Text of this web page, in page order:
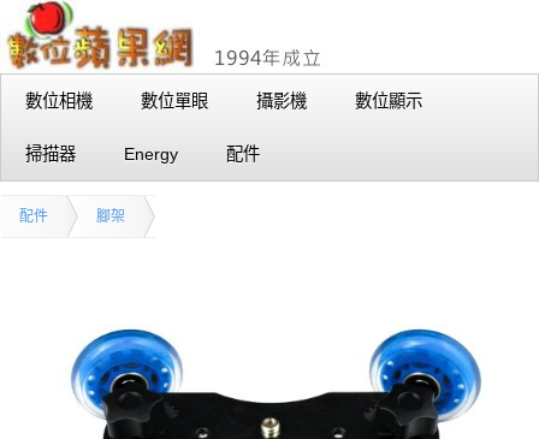
數位相機 數位單眼 攝影機 數位顯示
掃描器 Energy 配件
配件 腳架